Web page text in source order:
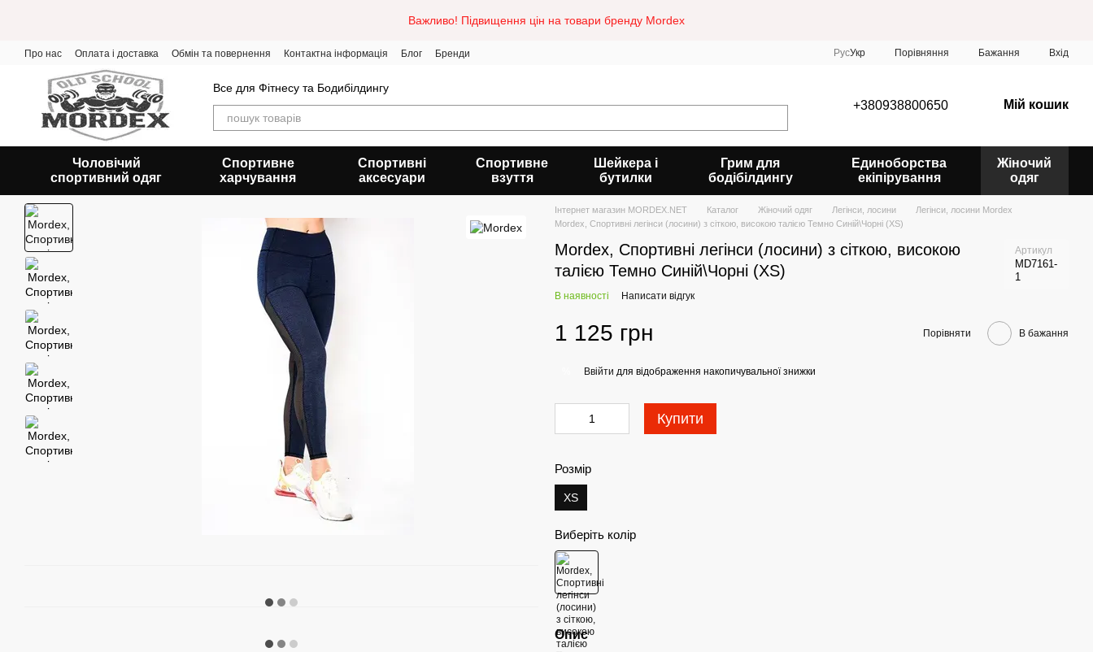
Важливо! Підвищення цін на товари бренду Mordex
Про нас Оплата і доставка Обмін та повернення Контактна інформація Блог Бренди РусУкр Порівняння Бажання Вхід
Все для Фітнесу та Бодибілдингу
+380938800650 Мій кошик
Чоловічий
спортивний одяг
Спортивне
харчування
Спортивні
аксесуари
Спортивне
взуття
Шейкера і
бутилки
Грим для
бодібілдингу
Единоборства
екіпірування
Жіночий
одяг
Інтернет магазин MORDEX.NET Каталог Жіночий одяг Легінси, лосини
Легінси, лосини Mordex
Mordex, Cпортивні легінси (лосини) з сіткою, високою талією Темно Синій\Чорні (XS)
Mordex, Cпортивні легінси (лосини) з сіткою, високою
талією Темно Синій\Чорні (XS)
Артикул
MD7161-
1
В наявності Написати відгук
1 125 грн Порівняти В бажання
Ввійти для відображення накопичувальної знижки
Купити
Розмір
XS
Виберіть колір
Опис